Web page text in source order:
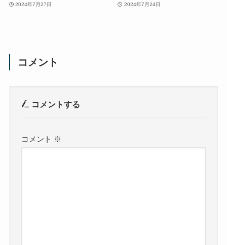
2024年7月27日 2024年7月24日
コメント
コメントする
コメント ※